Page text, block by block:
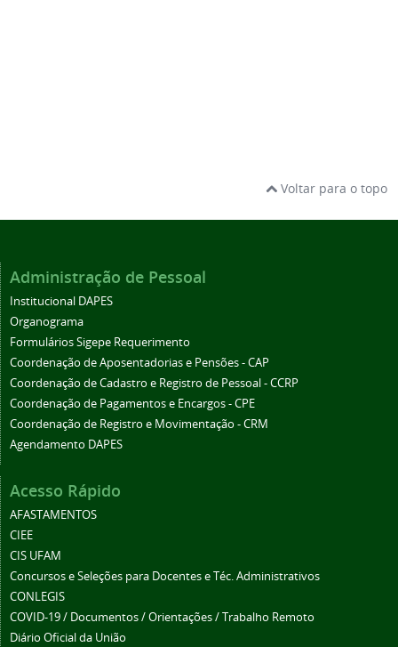
Voltar para o topo
Administração de Pessoal
Institucional DAPES
Organograma
Formulários Sigepe Requerimento
Coordenação de Aposentadorias e Pensões - CAP
Coordenação de Cadastro e Registro de Pessoal - CCRP
Coordenação de Pagamentos e Encargos - CPE
Coordenação de Registro e Movimentação - CRM
Agendamento DAPES
Acesso Rápido
AFASTAMENTOS
CIEE
CIS UFAM
Concursos e Seleções para Docentes e Téc. Administrativos
CONLEGIS
COVID-19 / Documentos / Orientações / Trabalho Remoto
Diário Oficial da União